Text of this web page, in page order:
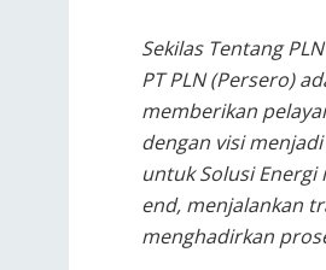
Sekilas Tentang PLN
PT PLN (Persero)
memberikan
dengan visi
untuk Solusi
end, menjalankan
menghadirkan